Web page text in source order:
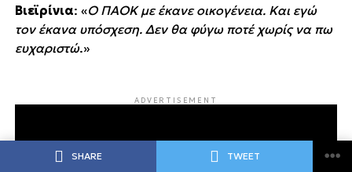
SHARE TWEET
Βιεϊρίνια: «Ο ΠΑΟΚ με έκανε οικογένεια. Και εγώ
τον έκανα υπόσχεση. Δεν θα φύγω ποτέ χωρίς να πω
ευχαριστώ.»
ADVERTISEMENT